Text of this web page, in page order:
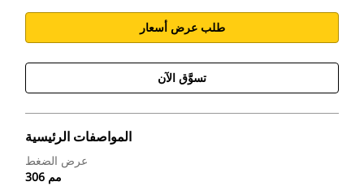
طلب عرض أسعار
تسوَّق الآن
المواصفات الرئيسية
عرض الضغط
306 مم